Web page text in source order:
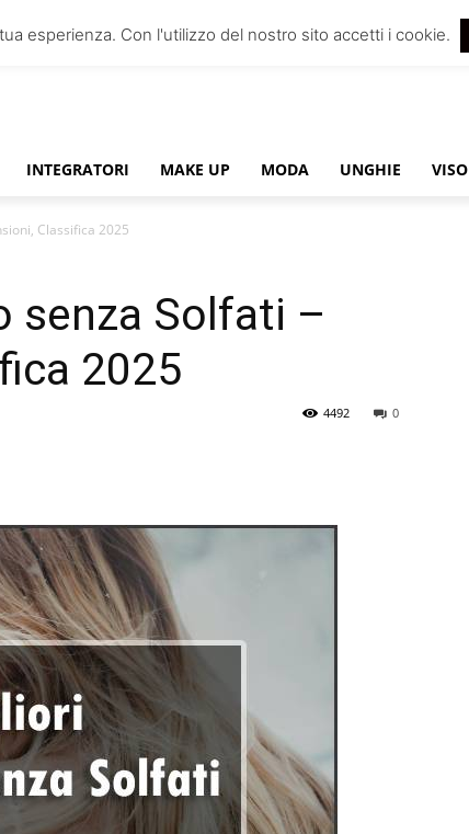
INTEGRATORI MAKE UP MODA UNGHIE VISO
Classifica 2025
senza Solfati –
2025
0
4492
esperienza. Con l'utilizzo del nostro sito accetti i cookie.